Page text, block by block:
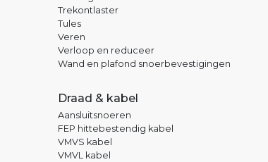
Trekontlaster
Tules
Veren
Verloop en reduceer
Wand en plafond snoerbevestigingen
Draad & kabel
Aansluitsnoeren
FEP hittebestendig kabel
VMVS kabel
VMVL kabel